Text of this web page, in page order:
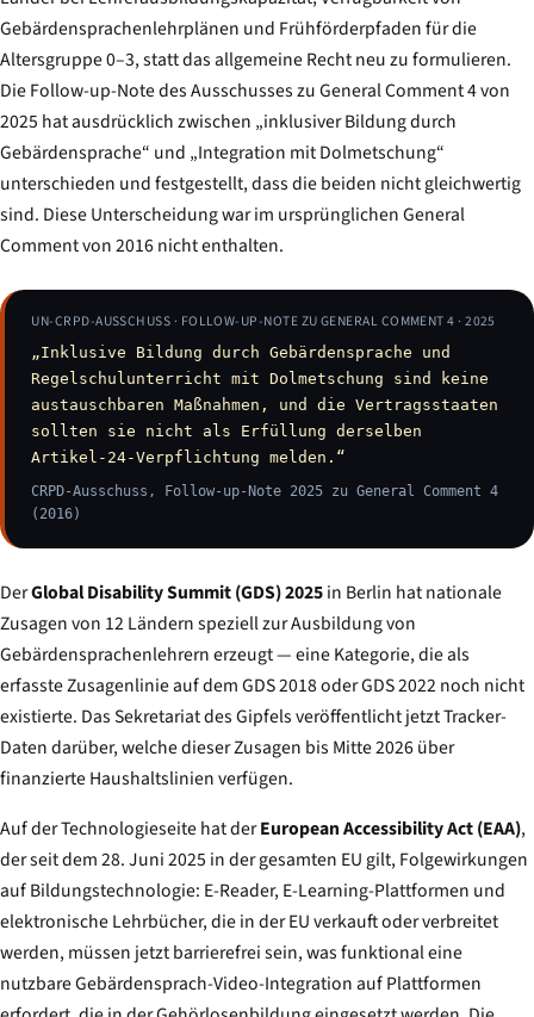
Gebärdensprachenlehrplänen und Frühförderpfaden für die
Altersgruppe 0–3, statt das allgemeine Recht neu zu formulieren.
Die Follow-up-Note des Ausschusses zu General Comment 4 von
2025 hat ausdrücklich zwischen „inklusiver Bildung durch
Gebärdensprache“ und „Integration mit Dolmetschung“
unterschieden und festgestellt, dass die beiden nicht gleichwertig
sind. Diese Unterscheidung war im ursprünglichen General
Comment von 2016 nicht enthalten.
UN-CRPD-AUSSCHUSS · FOLLOW-UP-NOTE ZU GENERAL COMMENT 4 · 2025
„Inklusive Bildung durch Gebärdensprache und
Regelschulunterricht mit Dolmetschung sind keine
austauschbaren Maßnahmen, und die Vertragsstaaten
sollten sie nicht als Erfüllung derselben
Artikel-24-Verpflichtung melden.“
CRPD-Ausschuss, Follow-up-Note 2025 zu General Comment 4
(2016)
DerGlobal Disability Summit (GDS) 2025in Berlin hat nationale
Zusagen von 12 Ländern speziell zur Ausbildung von
Gebärdensprachenlehrern erzeugt — eine Kategorie, die als
erfasste Zusagenlinie auf dem GDS 2018 oder GDS 2022 noch nicht
existierte. Das Sekretariat des Gipfels veröffentlicht jetzt Tracker-
Daten darüber, welche dieser Zusagen bis Mitte 2026 über
finanzierte Haushaltslinien verfügen.
Auf der Technologieseite hat derEuropean Accessibility Act (EAA),
der seit dem 28. Juni 2025 in der gesamten EU gilt, Folgewirkungen
auf Bildungstechnologie: E-Reader, E-Learning-Plattformen und
elektronische Lehrbücher, die in der EU verkauft oder verbreitet
werden, müssen jetzt barrierefrei sein, was funktional eine
nutzbare Gebärdensprach-Video-Integration auf Plattformen